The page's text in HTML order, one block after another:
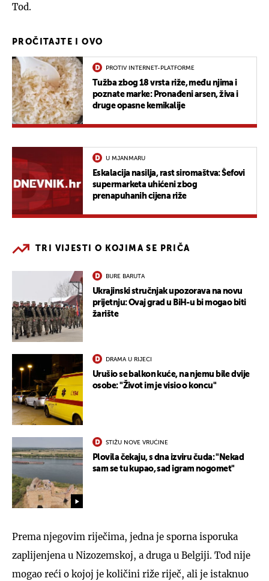
Tod.
PROČITAJTE I OVO
PROTIV INTERNET-PLATFORME
Tužba zbog 18 vrsta riže, među njima i
poznate marke: Pronađeni arsen, živa i
druge opasne kemikalije
U MJANMARU
Eskalacija nasilja, rast siromaštva: Šefovi
supermarketa uhićeni zbog
prenapuhanih cijena riže
TRI VIJESTI O KOJIMA SE PRIČA
BURE BARUTA
Ukrajinski stručnjak upozorava na novu
prijetnju: Ovaj grad u BiH-u bi mogao biti
žarište
DRAMA U RIJECI
Urušio se balkon kuće, na njemu bile dvije
osobe: "Život im je visio o koncu"
STIŽU NOVE VRUĆINE
Plovila čekaju, s dna izviru čuda: "Nekad
sam se tu kupao, sad igram nogomet"
Prema njegovim riječima, jedna je sporna isporuka
zaplijenjena u Nizozemskoj, a druga u Belgiji. Tod nije
mogao reći o kojoj je količini riže riječ, ali je istaknuo